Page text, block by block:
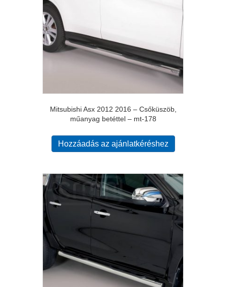
Mitsubishi Asx 2012 2016 – Csőküszöb,
műanyag betéttel – mt-178
Hozzáadás az ajánlatkéréshez